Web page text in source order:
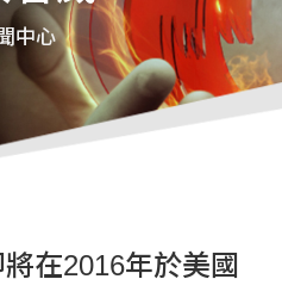
中心
在2016年於美國